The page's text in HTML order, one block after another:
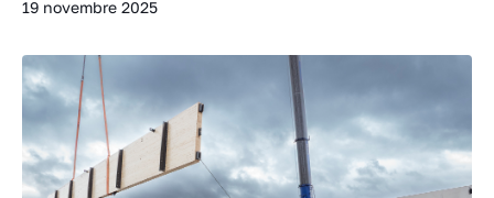
19 novembre 2025